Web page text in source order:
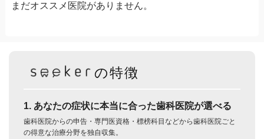
まだオススメ医院がありません。
の特徴
1. あなたの症状に本当に合った歯科医院が選べる
歯科医院からの申告・専門医資格・標榜科目などから歯科医院ごと
の得意な治療分野を独自収集。